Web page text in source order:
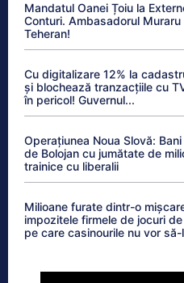
Mandatul Oanei Țoiu la
Conturi. Ambasadorul
Teheran!
Cu digitalizare 12% la
și blochează tranzacțiile cu
în pericol! Guvernul...
Operațiunea Noua Slovă:
de Bolojan cu jumătate de
trainice cu liberalii
Milioane furate dintr-o
impozitele firmele de jocuri
pe care casinourile nu vor să-